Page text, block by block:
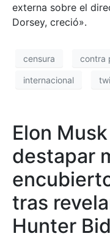
externa sobre el
Dorsey, creció».
censura contra
internacional
Elon
destapar
tras
Hunter